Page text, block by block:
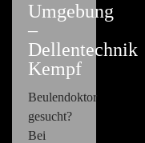
Umgebung
–
Dellentechnik
Kempf
Beulendoktor
gesucht?
Bei